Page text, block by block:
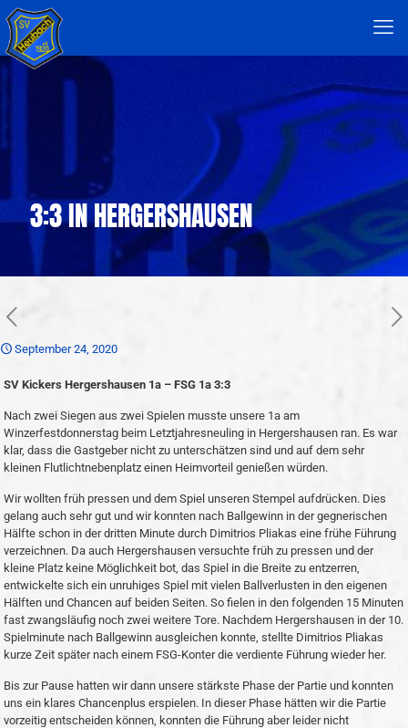
3:3 IN HERGERSHAUSEN
September 24, 2020
SV Kickers Hergershausen 1a – FSG 1a 3:3
Nach zwei Siegen aus zwei Spielen musste unsere 1a am
Winzerfestdonnerstag beim Letztjahresneuling in Hergershausen ran. Es war
klar, dass die Gastgeber nicht zu unterschätzen sind und auf dem sehr
kleinen Flutlichtnebenplatz einen Heimvorteil genießen würden.
Wir wollten früh pressen und dem Spiel unseren Stempel aufdrücken. Dies
gelang auch sehr gut und wir konnten nach Ballgewinn in der gegnerischen
Hälfte schon in der dritten Minute durch Dimitrios Pliakas eine frühe Führung
verzeichnen. Da auch Hergershausen versuchte früh zu pressen und der
kleine Platz keine Möglichkeit bot, das Spiel in die Breite zu entzerren,
entwickelte sich ein unruhiges Spiel mit vielen Ballverlusten in den eigenen
Hälften und Chancen auf beiden Seiten. So fielen in den folgenden 15 Minuten
fast zwangsläufig noch zwei weitere Tore. Nachdem Hergershausen in der 10.
Spielminute nach Ballgewinn ausgleichen konnte, stellte Dimitrios Pliakas
kurze Zeit später nach einem FSG-Konter die verdiente Führung wieder her.
Bis zur Pause hatten wir dann unsere stärkste Phase der Partie und konnten
uns ein klares Chancenplus erspielen. In dieser Phase hätten wir die Partie
vorzeitig entscheiden können, konnten die Führung aber leider nicht